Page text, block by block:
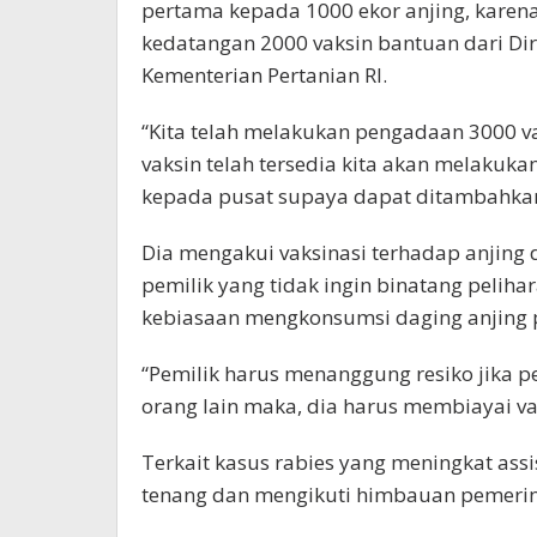
pertama kepada 1000 ekor anjing,
kedatangan 2000 vaksin bantuan dari
Kementerian Pertanian RI.
“Kita telah melakukan pengadaan 3000
vaksin telah tersedia kita akan
kepada pusat supaya dapat
Dia mengakui vaksinasi terhadap
pemilik yang tidak ingin binatang
kebiasaan mengkonsumsi daging
“Pemilik harus menanggung resiko jika
orang lain maka, dia harus membiayai
Terkait kasus rabies yang meningkat
tenang dan mengikuti himbauan